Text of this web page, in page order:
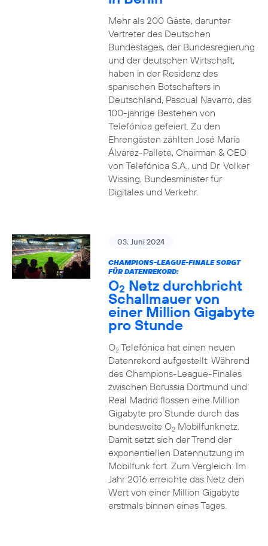
Mehr als 200 Gäste, darunter
Vertreter des Deutschen
Bundestages, der Bundesregierung
und der deutschen Wirtschaft,
haben in der Residenz des
spanischen Botschafters in
Deutschland, Pascual Navarro, das
100-jährige Bestehen von
Telefónica gefeiert. Zu den
Ehrengästen zählten José María
Álvarez-Pallete, Chairman & CEO
von Telefónica S.A., und Dr. Volker
Wissing, Bundesminister für
Digitales und Verkehr.
03. Juni 2024
CHAMPIONS-LEAGUE-FINALE SORGT
FÜR DATENREKORD:
O2 Netz durchbricht
Schallmauer von
einer Million Gigabyte
pro Stunde
O2Telefónica hat einen neuen
Datenrekord aufgestellt: Während
des Champions-League-Finales
zwischen Borussia Dortmund und
Real Madrid flossen eine Million
Gigabyte pro Stunde durch das
bundesweite O2Mobilfunknetz.
Damit setzt sich der Trend der
exponentiellen Datennutzung im
Mobilfunk fort. Zum Vergleich: Im
Jahr 2016 erreichte das Netz den
Wert von einer Million Gigabyte
erstmals binnen eines Tages.